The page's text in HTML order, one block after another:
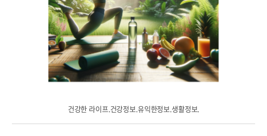
건강한 라이프.건강정보.유익한정보.생활정보.